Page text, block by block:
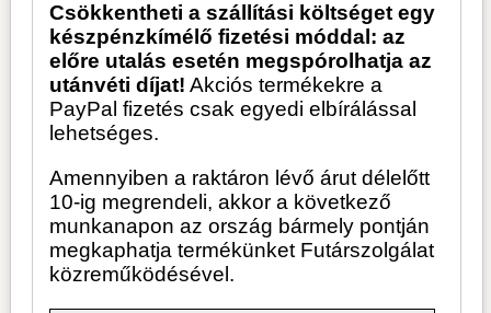
Csökkentheti a szállítási költséget egy
készpénzkímélő fizetési móddal: az
előre utalás esetén megspórolhatja az
utánvéti díjat! Akciós termékekre a
PayPal fizetés csak egyedi elbírálással
lehetséges.
Amennyiben a raktáron lévő árut délelőtt
10-ig megrendeli, akkor a következő
munkanapon az ország bármely pontján
megkaphatja termékünket Futárszolgálat
közreműködésével.